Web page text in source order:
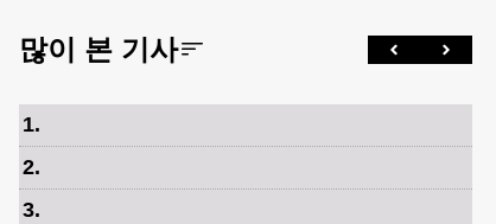
많이 본 기사
1.
2.
3.